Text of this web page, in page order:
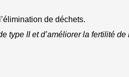
de déchets.
type II et d’améliorer la fertilité de